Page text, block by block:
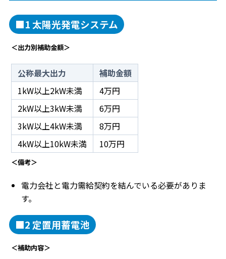
■1 太陽光発電システム
＜出力別補助金額＞
公称最大出力
補助金額
1kW以上2kW未満
4万円
2kW以上3kW未満
6万円
3kW以上4kW未満
8万円
4kW以上10kW未満
10万円
＜備考＞
電力会社と電力需給契約を結んでいる必要がありま
す。
■2 定置用蓄電池
＜補助内容＞